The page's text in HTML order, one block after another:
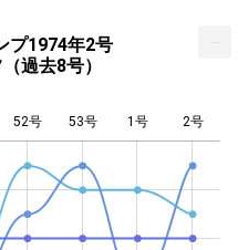
プ1974年2号
過去8号）
52号 53号 1号 2号